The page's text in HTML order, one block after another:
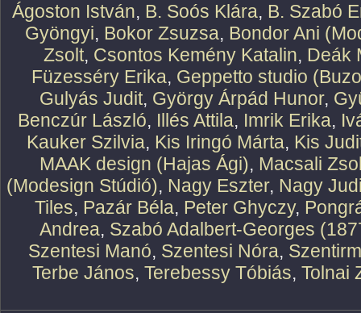
Ágoston István, B. Soós Klára, B. Szabó
Gyöngyi, Bokor Zsuzsa, Bondor Ani
Zsolt, Csontos Kemény Katalin, Deák
Füzesséry Erika, Geppetto studio
Gulyás Judit, György Árpád Hunor,
Benczúr László, Illés Attila, Imrik Erika,
Kauker Szilvia, Kis Iringó Márta, Kis
MAAK design (Hajas Ági), Macsali
(Modesign Stúdió), Nagy Eszter, Nagy
Tiles, Pazár Béla, Peter Ghyczy,
Andrea, Szabó Adalbert-Georges
Szentesi Manó, Szentesi Nóra,
Terbe János, Terebessy Tóbiás, Tolnai